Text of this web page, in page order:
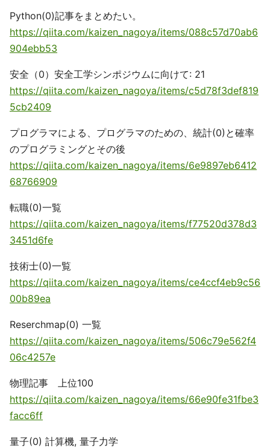
Python(0)記事をまとめたい。
https://qiita.com/kaizen_nagoya/items/088c57d70ab6
904ebb53
安全（0）安全工学シンポジウムに向けて: 21
https://qiita.com/kaizen_nagoya/items/c5d78f3def819
5cb2409
プログラマによる、プログラマのための、統計(0)と確率
のプログラミングとその後
https://qiita.com/kaizen_nagoya/items/6e9897eb6412
68766909
転職(0)一覧
https://qiita.com/kaizen_nagoya/items/f77520d378d3
3451d6fe
技術士(0)一覧
https://qiita.com/kaizen_nagoya/items/ce4ccf4eb9c56
00b89ea
Reserchmap(0) 一覧
https://qiita.com/kaizen_nagoya/items/506c79e562f4
06c4257e
物理記事 上位100
https://qiita.com/kaizen_nagoya/items/66e90fe31fbe3
facc6ff
量子(0) 計算機, 量子力学